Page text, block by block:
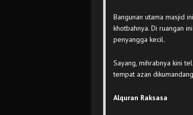
Bangunan utama masjid
khotbahnya. Di ruangan
penyangga kecil.
Sayang, mihrabnya kini
tempat azan
Alquran Raksasa